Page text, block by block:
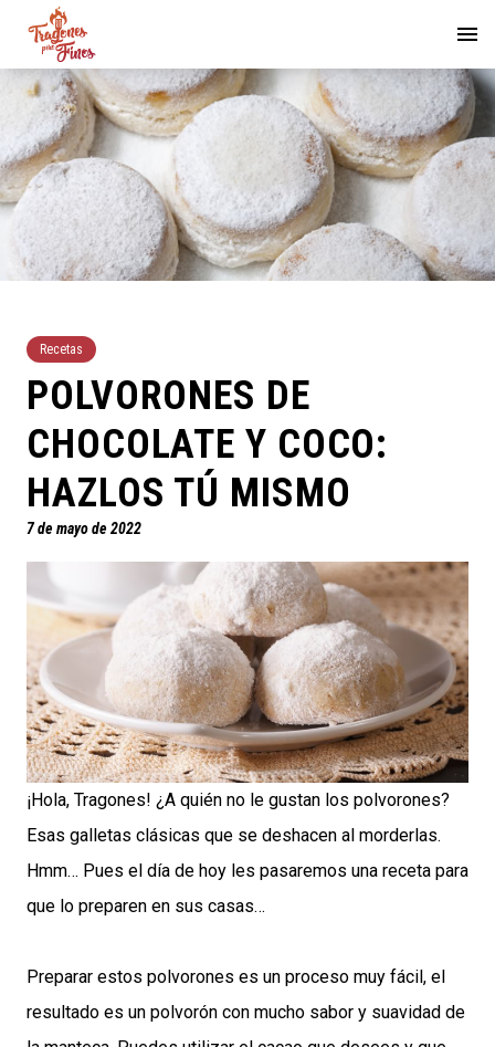
Recetas
POLVORONES DE
CHOCOLATE Y COCO:
HAZLOS TÚ MISMO
7 de mayo de 2022
¡Hola, Tragones! ¿A quién no le gustan los polvorones?
Esas galletas clásicas que se deshacen al morderlas.
Hmm… Pues el día de hoy les pasaremos una receta para
que lo preparen en sus casas…
Preparar estos polvorones es un proceso muy fácil, el
resultado es un polvorón con mucho sabor y suavidad de